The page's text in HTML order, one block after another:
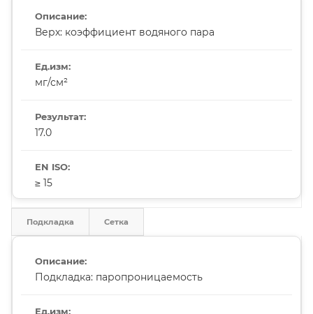
Верх: коэффициент водяного пара
мг/см²
17.0
≥ 15
Подкладка Сетка
Подкладка: паропроницаемость